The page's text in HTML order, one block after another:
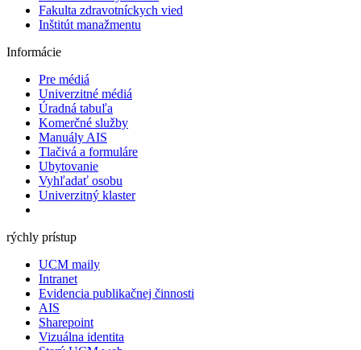
Fakulta zdravotníckych vied
Inštitút manažmentu
Informácie
Pre médiá
Univerzitné médiá
Úradná tabuľa
Komerčné služby
Manuály AIS
Tlačivá a formuláre
Ubytovanie
Vyhľadať osobu
Univerzitný klaster
rýchly prístup
UCM maily
Intranet
Evidencia publikačnej činnosti
AIS
Sharepoint
Vizuálna identita